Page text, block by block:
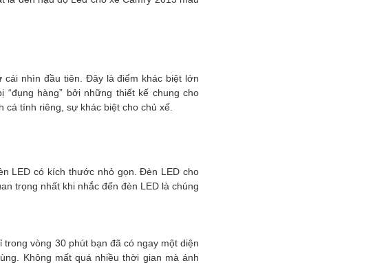
nhìn đầu tiên. Đây là điểm khác biệt lớn
hàng” bởi những thiết kế chung cho
cá tính riêng, sự khác biệt cho chủ xế.
LED có kích thước nhỏ gọn. Đèn LED cho
trọng nhất khi nhắc đến đèn LED là chúng
vòng 30 phút bạn đã có ngay một diện
Không mất quá nhiều thời gian mà ánh